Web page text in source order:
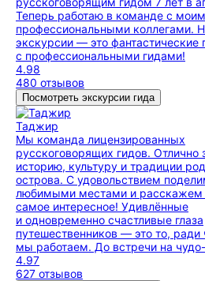
Теперь работаю в команде с
профессиональными коллегами.
экскурсии — это
с профессиональными гидами!
4.98
480 отзывов
Посмотреть экскурсии гида
Таджир
Мы команда лицензированных
русскоговорящих гидов. Отлично
историю, культуру и традиции
острова. С удовольствием
любимыми местами и расскажем
самое интересное! Удивлённые
и одновременно счастливые глаза
путешественников — это то, ради
мы работаем. До встречи на
4.97
627 отзывов